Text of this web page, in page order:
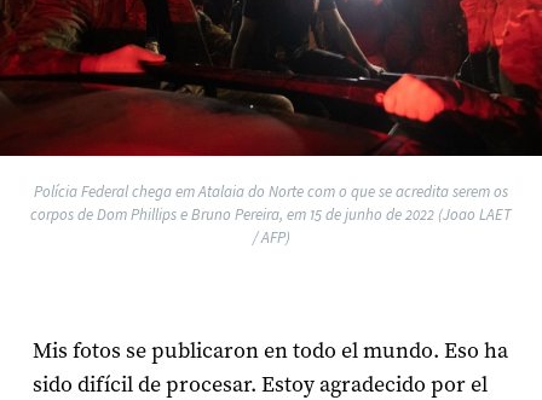
Polícia Federal chega em Atalaia do Norte com o que se acredita serem os
corpos de Dom Phillips e Bruno Pereira, em 15 de junho de 2022 (Joao LAET
/ AFP)
Mis fotos se publicaron en todo el mundo. Eso ha
sido difícil de procesar. Estoy agradecido por el